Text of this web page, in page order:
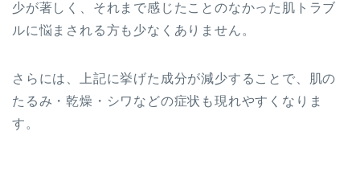
少が著しく、それまで感じたことのなかった肌トラブ
ルに悩まされる方も少なくありません。
さらには、上記に挙げた成分が減少することで、肌の
たるみ・乾燥・シワなどの症状も現れやすくなりま
す。